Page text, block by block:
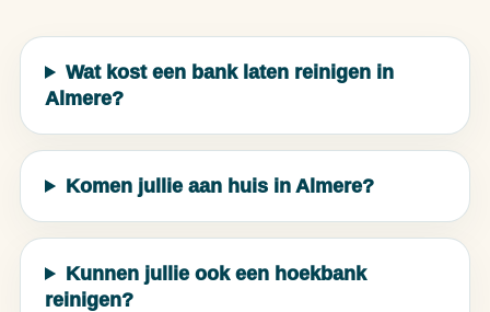
Wat kost een bank laten reinigen in
Almere?
Komen jullie aan huis in Almere?
Kunnen jullie ook een hoekbank
reinigen?